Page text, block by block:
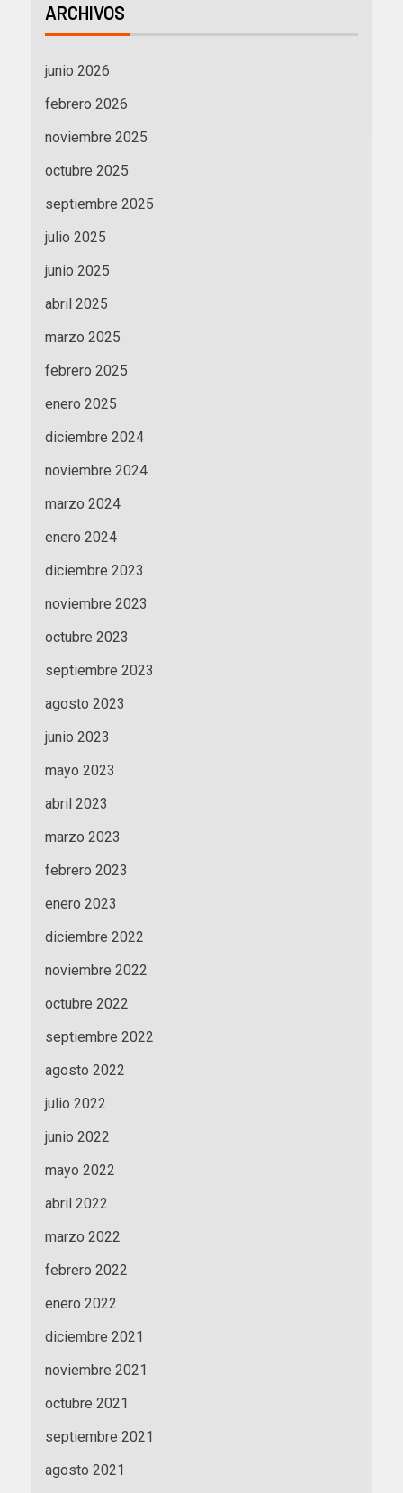
ARCHIVOS
junio 2026
febrero 2026
noviembre 2025
octubre 2025
septiembre 2025
julio 2025
junio 2025
abril 2025
marzo 2025
febrero 2025
enero 2025
diciembre 2024
noviembre 2024
marzo 2024
enero 2024
diciembre 2023
noviembre 2023
octubre 2023
septiembre 2023
agosto 2023
junio 2023
mayo 2023
abril 2023
marzo 2023
febrero 2023
enero 2023
diciembre 2022
noviembre 2022
octubre 2022
septiembre 2022
agosto 2022
julio 2022
junio 2022
mayo 2022
abril 2022
marzo 2022
febrero 2022
enero 2022
diciembre 2021
noviembre 2021
octubre 2021
septiembre 2021
agosto 2021